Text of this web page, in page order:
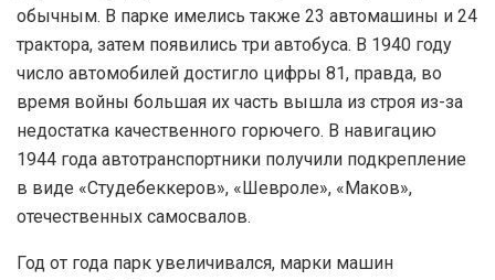
обычным. В парке имелись также 23 автомашины и 24
трактора, затем появились три автобуса. В 1940 году
число автомобилей достигло цифры 81, правда, во
время войны большая их часть вышла из строя из-за
недостатка качественного горючего. В навигацию
1944 года автотранспортники получили подкрепление
в виде «Студебеккеров», «Шевроле», «Маков»,
отечественных самосвалов.
Год от года парк увеличивался, марки машин